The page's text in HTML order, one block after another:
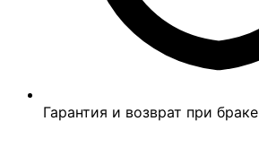
Гарантия и возврат при браке